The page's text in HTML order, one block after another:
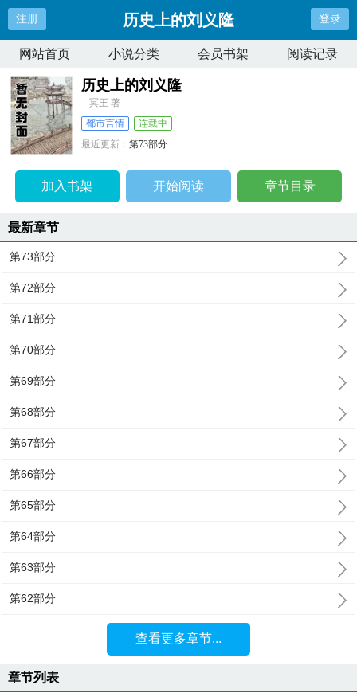
注册 历史上的刘义隆 登录
网站首页 小说分类 会员书架 阅读记录
历史上的刘义隆
冥王 著
都市言情
连载中
最近更新：第73部分
加入书架 开始阅读 章节目录
最新章节
第73部分
第72部分
第71部分
第70部分
第69部分
第68部分
第67部分
第66部分
第65部分
第64部分
第63部分
第62部分
查看更多章节...
章节列表